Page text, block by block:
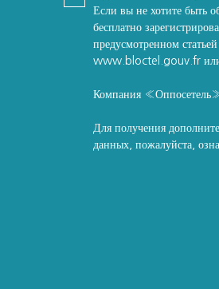
Если вы не хотите быть
бесплатно
предусмотренном
www.bloctel.gouv.fr или
Компания
Для получения
данных, пожалуйста,